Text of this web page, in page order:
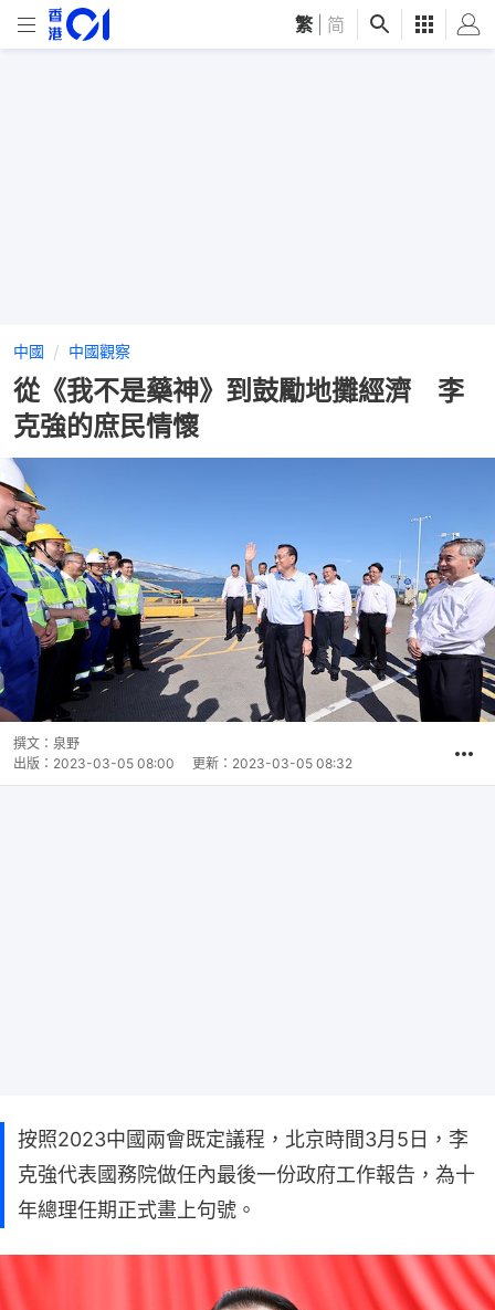
繁 简
中國 中國觀察
從《我不是藥神》到鼓勵地攤經濟 李
克強的庶民情懷
撰文： 泉野
出版： 2023-03-05 08:00 更新： 2023-03-05 08:32
按照2023中國兩會既定議程，北京時間3月5日，李
克強代表國務院做任內最後一份政府工作報告，為十
年總理任期正式畫上句號。